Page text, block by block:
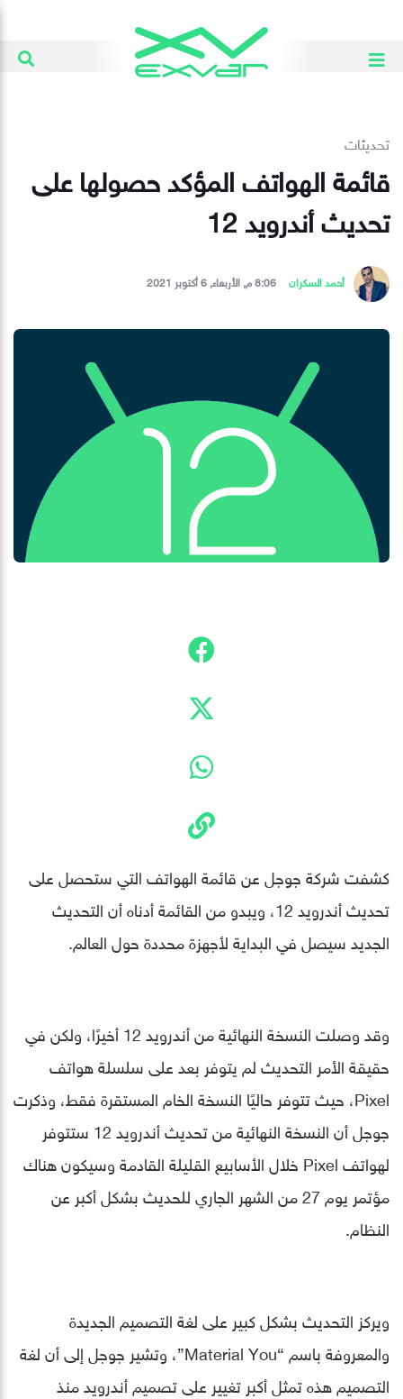
تحديثات
قائمة الهواتف المؤكد حصولها على
تحديث أندرويد 12
أحمد السكران 8:06 م, الأربعاء, 6 أكتوبر 2021
كشفت شركة جوجل عن قائمة الهواتف التي ستحصل على
تحديث أندرويد 12، ويبدو من القائمة أدناه أن التحديث
الجديد سيصل في البداية لأجهزة محددة حول العالم.
وقد وصلت النسخة النهائية من أندرويد 12 أخيرًا، ولكن في
حقيقة الأمر التحديث لم يتوفر بعد على سلسلة هواتف
Pixel، حيث تتوفر حاليًا النسخة الخام المستقرة فقط، وذكرت
جوجل أن النسخة النهائية من تحديث أندرويد 12 ستتوفر
لهواتف Pixel خلال الأسابيع القليلة القادمة وسيكون هناك
مؤتمر يوم 27 من الشهر الجاري للحديث بشكل أكبر عن
النظام.
ويركز التحديث بشكل كبير على لغة التصميم الجديدة
والمعروفة باسم “Material You”، وتشير جوجل إلى أن لغة
التصميم هذه تمثل أكبر تغيير على تصميم أندرويد منذ